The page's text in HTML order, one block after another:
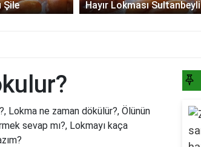
Şile Hayır Lokması Sultanbeyli
Lokma ne zaman dökülür?, Ölünün
sevap mı?, Lokmayı kaça